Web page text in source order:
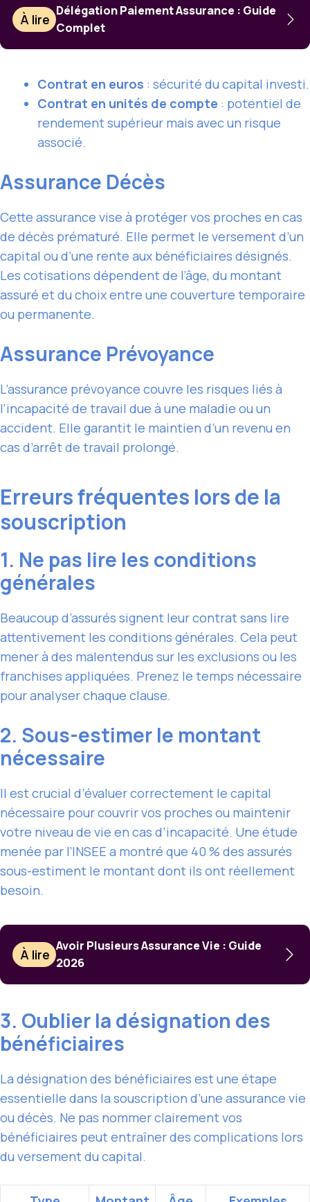
À lire
Délégation Paiement Assurance : Guide
Complet
Contrat en euros : sécurité du capital investi.
Contrat en unités de compte : potentiel de
rendement supérieur mais avec un risque
associé.
Assurance Décès
Cette assurance vise à protéger vos proches en cas
de décès prématuré. Elle permet le versement d’un
capital ou d’une rente aux bénéficiaires désignés.
Les cotisations dépendent de l’âge, du montant
assuré et du choix entre une couverture temporaire
ou permanente.
Assurance Prévoyance
L’assurance prévoyance couvre les risques liés à
l’incapacité de travail due à une maladie ou un
accident. Elle garantit le maintien d’un revenu en
cas d’arrêt de travail prolongé.
Erreurs fréquentes lors de la
souscription
1. Ne pas lire les conditions
générales
Beaucoup d’assurés signent leur contrat sans lire
attentivement les conditions générales. Cela peut
mener à des malentendus sur les exclusions ou les
franchises appliquées. Prenez le temps nécessaire
pour analyser chaque clause.
2. Sous-estimer le montant
nécessaire
Il est crucial d’évaluer correctement le capital
nécessaire pour couvrir vos proches ou maintenir
votre niveau de vie en cas d’incapacité. Une étude
menée par l’INSEE a montré que 40 % des assurés
sous-estiment le montant dont ils ont réellement
besoin.
À lire
Avoir Plusieurs Assurance Vie : Guide
2026
3. Oublier la désignation des
bénéficiaires
La désignation des bénéficiaires est une étape
essentielle dans la souscription d’une assurance vie
ou décès. Ne pas nommer clairement vos
bénéficiaires peut entraîner des complications lors
du versement du capital.